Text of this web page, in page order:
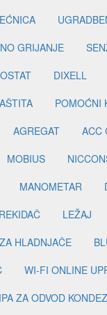
GRIJANJE
DIXELL
POMOĆNI
AGREGAT ACC
MOBIUS
MANOMETAR
LEŽAJ
HLADNJAČE
WI-FI ONLINE
ZA ODVOD